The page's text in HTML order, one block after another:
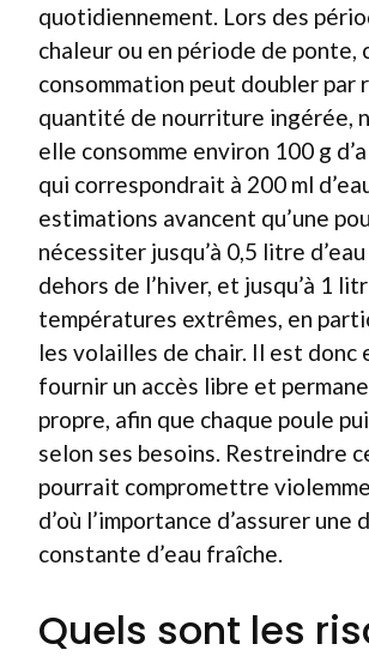
quotidiennement. Lors des
chaleur ou en période de ponte,
consommation peut doubler par
quantité de nourriture ingérée,
elle consomme environ 100 g
qui correspondrait à 200 ml
estimations avancent qu’une
nécessiter jusqu’à 0,5 litre
dehors de l’hiver, et jusqu’à 1
températures extrêmes, en
les volailles de chair. Il est donc
fournir un accès libre et
propre, afin que chaque poule
selon ses besoins. Restreindre
pourrait compromettre
d’où l’importance d’assurer
constante d’eau fraîche.
Quels sont les